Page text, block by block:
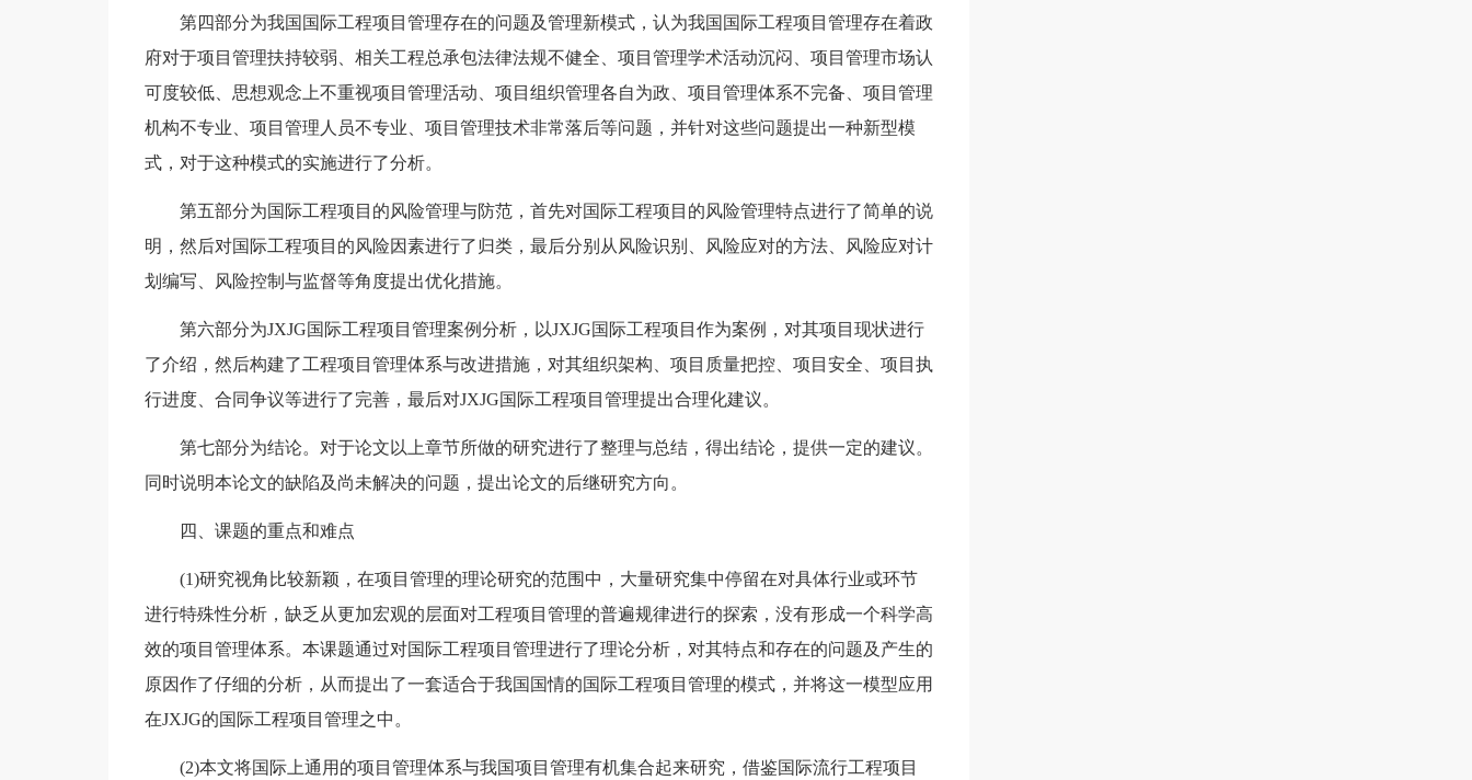
第四部分为我国国际工程项目管理存在的问题及管理新模式，认为我国国际工程项目管理存在着政
府对于项目管理扶持较弱、相关工程总承包法律法规不健全、项目管理学术活动沉闷、项目管理市场认
可度较低、思想观念上不重视项目管理活动、项目组织管理各自为政、项目管理体系不完备、项目管理
机构不专业、项目管理人员不专业、项目管理技术非常落后等问题，并针对这些问题提出一种新型模
式，对于这种模式的实施进行了分析。
第五部分为国际工程项目的风险管理与防范，首先对国际工程项目的风险管理特点进行了简单的说
明，然后对国际工程项目的风险因素进行了归类，最后分别从风险识别、风险应对的方法、风险应对计
划编写、风险控制与监督等角度提出优化措施。
第六部分为JXJG国际工程项目管理案例分析，以JXJG国际工程项目作为案例，对其项目现状进行
了介绍，然后构建了工程项目管理体系与改进措施，对其组织架构、项目质量把控、项目安全、项目执
行进度、合同争议等进行了完善，最后对JXJG国际工程项目管理提出合理化建议。
第七部分为结论。对于论文以上章节所做的研究进行了整理与总结，得出结论，提供一定的建议。
同时说明本论文的缺陷及尚未解决的问题，提出论文的后继研究方向。
四、课题的重点和难点
(1)研究视角比较新颖，在项目管理的理论研究的范围中，大量研究集中停留在对具体行业或环节
进行特殊性分析，缺乏从更加宏观的层面对工程项目管理的普遍规律进行的探索，没有形成一个科学高
效的项目管理体系。本课题通过对国际工程项目管理进行了理论分析，对其特点和存在的问题及产生的
原因作了仔细的分析，从而提出了一套适合于我国国情的国际工程项目管理的模式，并将这一模型应用
在JXJG的国际工程项目管理之中。
(2)本文将国际上通用的项目管理体系与我国项目管理有机集合起来研究，借鉴国际流行工程项目